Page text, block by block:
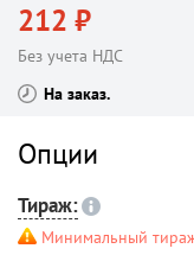
212 ₽
Без учета НДС
На заказ
Опции
Тираж:
Минимальный